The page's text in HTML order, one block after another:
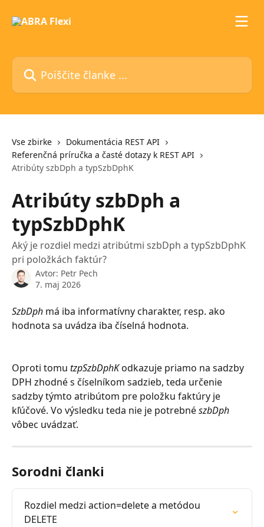
Poiščite članke ...
Vse zbirke
Dokumentácia REST API
Referenčná príručka a časté dotazy k REST API
Atribúty szbDph a typSzbDphK
Atribúty szbDph a
typSzbDphK
Aký je rozdiel medzi atribútmi szbDph a typSzbDphK
pri položkách faktúr?
Avtor: Petr Pech
7. maj 2026
SzbDph má iba informatívny charakter, resp. ako
hodnota sa uvádza iba číselná hodnota.
Oproti tomu tzpSzbDphK odkazuje priamo na sadzby
DPH zhodné s číselníkom sadzieb, teda určenie
sadzby týmto atribútom pre položku faktúry je
kľúčové. Vo výsledku teda nie je potrebné szbDph
vôbec uvádzať.
Sorodni članki
Rozdiel medzi action=delete a metódou
DELETE